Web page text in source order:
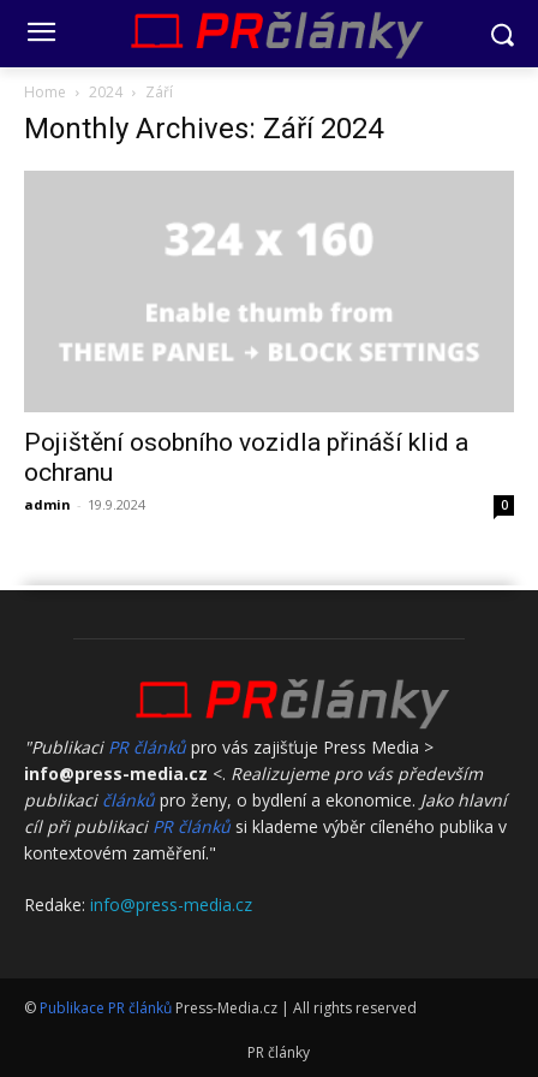
Home 2024 Září
Monthly Archives: Září 2024
Pojištění osobního vozidla přináší klid a
ochranu
admin - 19.9.2024 0
"Publikaci PR článků pro vás zajišťuje Press Media >
info@press-media.cz <. Realizujeme pro vás především
publikaci článků pro ženy, o bydlení a ekonomice. Jako hlavní
cíl při publikaci PR článků si klademe výběr cíleného publika v
kontextovém zaměření."
Redake: info@press-media.cz
© Publikace PR článků Press-Media.cz | All rights reserved
PR články